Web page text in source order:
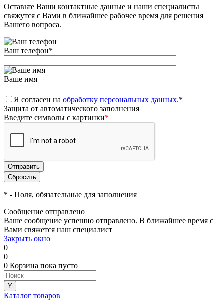
Оставьте Ваши контактные данные и наши специалисты
свяжутся с Вами в ближайшее рабочее время для решения
Вашего вопроса.
Ваш телефон*
Ваше имя
Я согласен на обработку персональных данных.*
Защита от автоматического заполнения
Введите символы с картинки*
* - Поля, обязательные для заполнения
Сообщение отправлено
Ваше сообщение успешно отправлено. В ближайшее время с
Вами свяжется наш специалист
Закрыть окно
0
0
0 Корзина пока пусто
Каталог товаров